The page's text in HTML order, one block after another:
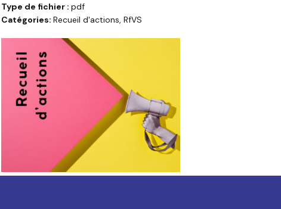
Type de fichier : pdf
Catégories: Recueil d'actions, RfVS